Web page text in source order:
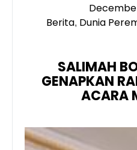
Berita, Dunia
SALIMAH
GENAPKAN
ACARA